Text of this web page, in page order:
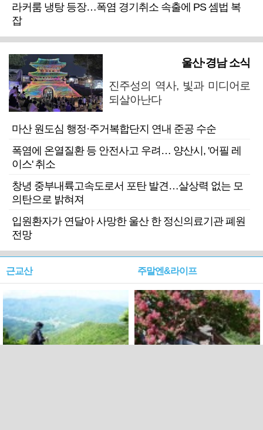
라커룸 냉탕 등장…폭염 경기취소 속출에 PS 셈법 복
잡
울산·경남 소식
진주성의 역사, 빛과 미디어로
되살아난다
마산 원도심 행정·주거복합단지 연내 준공 수순
폭염에 온열질환 등 안전사고 우려… 양산시, '어필 레
이스' 취소
창녕 중부내륙고속도로서 포탄 발견…살상력 없는 모
의탄으로 밝혀져
입원환자가 연달아 사망한 울산 한 정신의료기관 폐원
전망
근교산 주말엔&라이프